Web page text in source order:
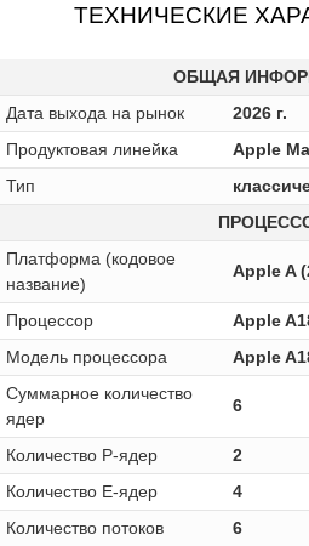
ТЕХНИЧЕСКИЕ
ОБЩАЯ
Дата выхода на рынок
2026 г.
Продуктовая линейка
Apple
Тип
Платформа (кодовое
название)
Apple A
Процессор
Apple
Модель процессора
Apple
Суммарное количество
ядер
6
Количество P-ядер
2
Количество E-ядер
4
Количество потоков
6